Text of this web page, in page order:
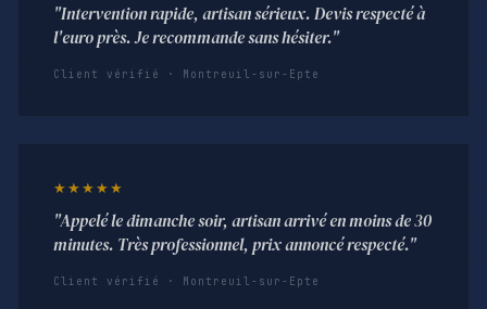
"Intervention rapide, artisan sérieux. Devis respecté à
l'euro près. Je recommande sans hésiter."
Client vérifié · Montreuil-sur-Epte
★★★★★
"Appelé le dimanche soir, artisan arrivé en moins de 30
minutes. Très professionnel, prix annoncé respecté."
Client vérifié · Montreuil-sur-Epte